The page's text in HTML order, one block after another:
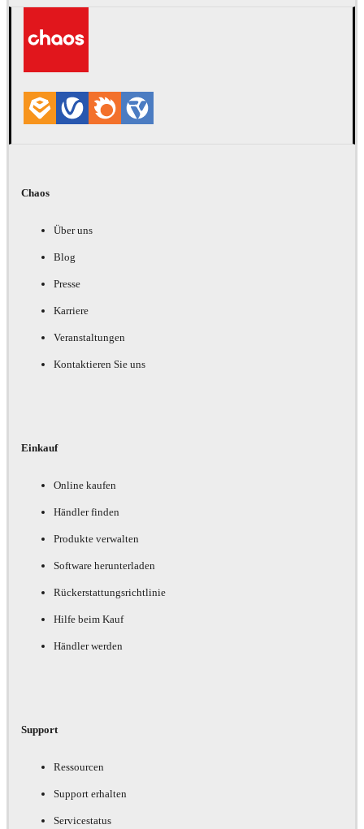
Chaos
Über uns
Blog
Presse
Karriere
Veranstaltungen
Kontaktieren Sie uns
Einkauf
Online kaufen
Händler finden
Produkte verwalten
Software herunterladen
Rückerstattungsrichtlinie
Hilfe beim Kauf
Händler werden
Support
Ressourcen
Support erhalten
Servicestatus